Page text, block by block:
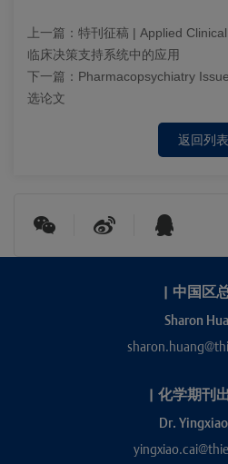
上一篇： 特刊征稿 | Applied
临床决策支持系统中的应用
下一篇： Pharmacopsychiatry
选论文
返回列表
| 中国区
Sharon
| 化学期刊
Dr.